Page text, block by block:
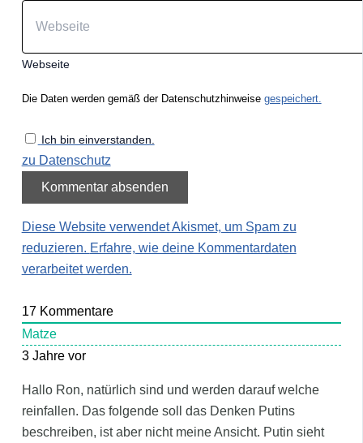
Webseite
Die Daten werden gemäß der Datenschutzhinweise gespeichert.
Ich bin einverstanden.
zu Datenschutz
Diese Website verwendet Akismet, um Spam zu
reduzieren. Erfahre, wie deine Kommentardaten
verarbeitet werden.
17Kommentare
Matze
3 Jahre vor
Hallo Ron, natürlich sind und werden darauf welche
reinfallen. Das folgende soll das Denken Putins
beschreiben, ist aber nicht meine Ansicht. Putin sieht